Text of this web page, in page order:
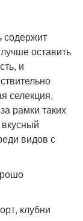
содержит
оставить
и
селекция,
рамки таких
видов с
клубни